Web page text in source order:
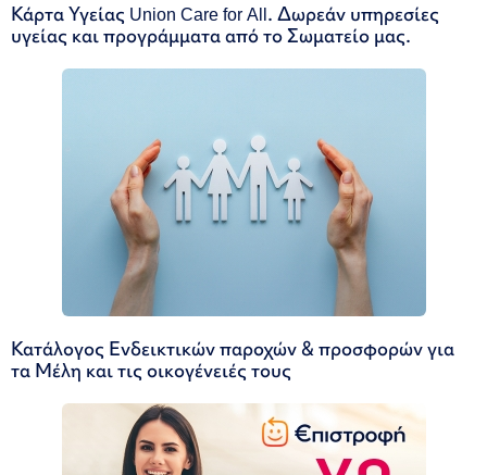
Κάρτα Υγείας Union Care for All. Δωρεάν υπηρεσίες
υγείας και προγράμματα από το Σωματείο μας.
Κατάλογος Ενδεικτικών παροχών & προσφορών για
τα Μέλη και τις οικογένειές τους